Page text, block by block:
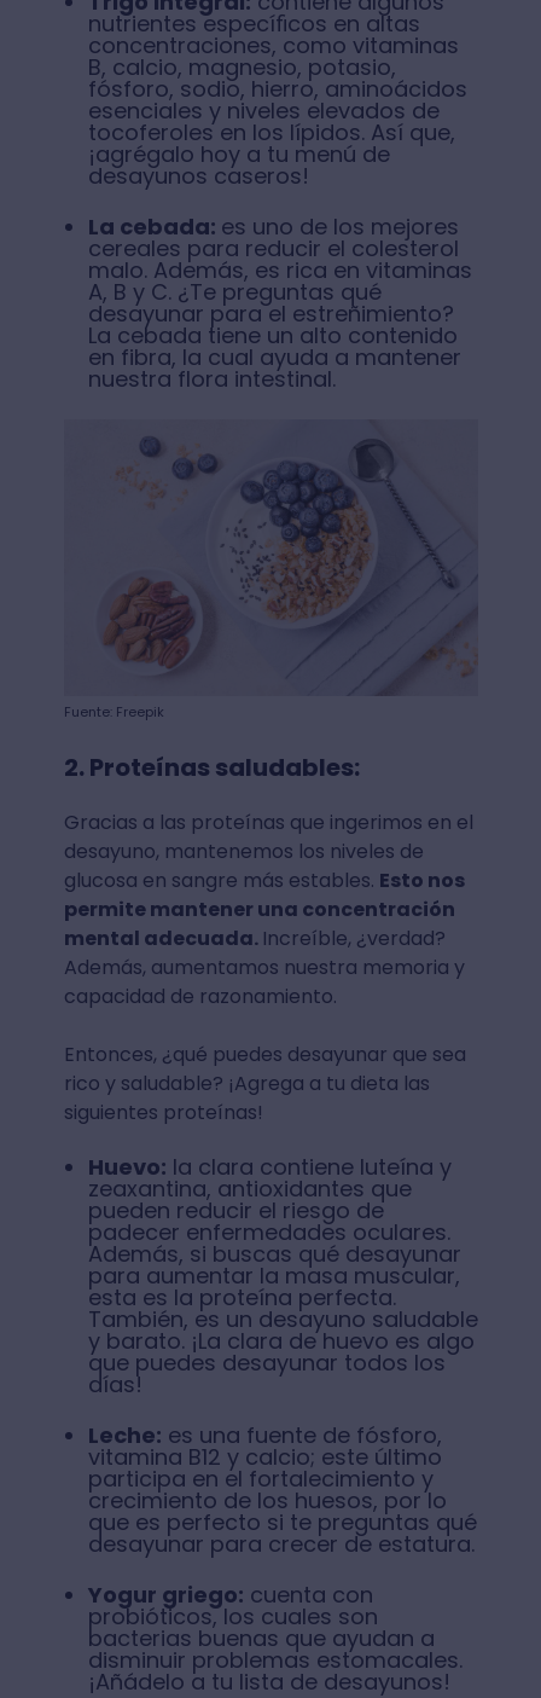
nutrientes especíﬁcos en altas
concentraciones, como vitaminas
B, calcio, magnesio, potasio,
fósforo, sodio, hierro, aminoácidos
esenciales y niveles elevados de
tocoferoles en los lípidos. Así que,
¡agrégalo hoy a tu menú de
desayunos caseros⁣!
La cebada: es uno de los mejores
cereales para reducir el colesterol
malo. Además, es rica en vitaminas
A, B y C. ¿Te preguntas qué
desayunar para el estreñimiento?
La cebada tiene un alto contenido
en fibra, la cual ayuda a mantener
nuestra flora intestinal.
Fuente: Freepik
2. Proteínas saludables:
Gracias a las proteínas que ingerimos en el
desayuno, mantenemos los niveles de
glucosa en sangre más estables. Esto nos
permite mantener una concentración
mental adecuada.⁣ Increíble, ¿verdad?
Además, aumentamos nuestra memoria y
capacidad de razonamiento.
Entonces, ¿qué puedes desayunar que sea
rico y saludable? ¡Agrega a tu dieta las
siguientes proteínas!
⁣Huevo: la clara contiene luteína y
zeaxantina, antioxidantes que
pueden reducir el riesgo de
padecer enfermedades oculares.
Además, si buscas qué desayunar
para aumentar la masa muscular,
esta es la proteína perfecta.
También, es un desayuno saludable
y barato. ¡La clara de huevo es algo
que puedes desayunar todos los
días!
Leche: es una fuente de fósforo,
vitamina B12 y calcio; este último
participa en el fortalecimiento y
crecimiento de los huesos, por lo
que es perfecto si te preguntas qué
desayunar para crecer de estatura⁣.
Yogur griego: cuenta con
probióticos, los cuales son
bacterias buenas que ayudan a
disminuir problemas estomacales.
¡Añádelo a tu lista de desayunos⁣!